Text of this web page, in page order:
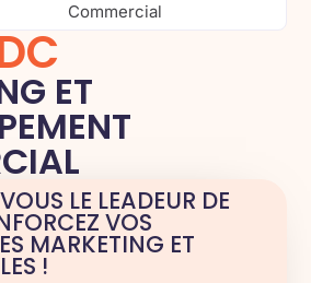
Commercial
ET
LE LEADEUR DE
VOS
MARKETING ET
!